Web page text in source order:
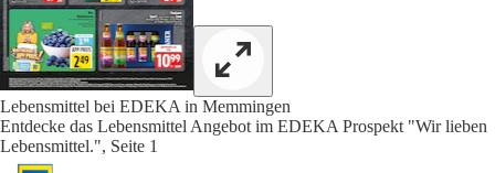
Lebensmittel bei EDEKA in Memmingen
Entdecke das Lebensmittel Angebot im EDEKA Prospekt "Wir lieben
Lebensmittel.", Seite 1